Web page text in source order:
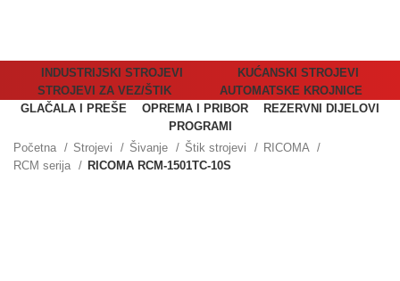
INDUSTRIJSKI STROJEVI
KUĆANSKI STROJEVI
STROJEVI ZA VEZ/ŠTIK
AUTOMATSKE KROJNICE
GLAČALA I PREŠE
OPREMA I PRIBOR
REZERVNI DIJELOVI
PROGRAMI
Početna
Strojevi Šivanje Štik strojevi
RICOMA
RCM serija
RICOMA RCM-1501TC-10S